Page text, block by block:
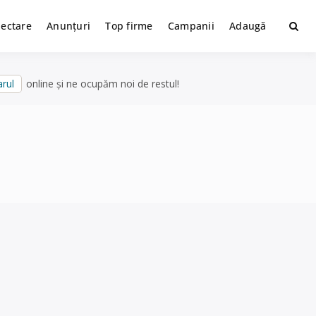
Anunțuri Top firme Campanii Adaugă
online și ne ocupăm noi de restul!